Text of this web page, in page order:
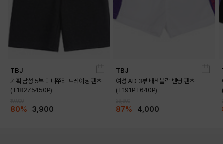
TBJ
기획 남성 5부 미니쭈리 트레이닝 팬츠
(T182Z5450P)
80% 3,900
TBJ
여성 AD 3부 배색블락 밴딩 팬츠
(T191PT640P)
87% 4,000